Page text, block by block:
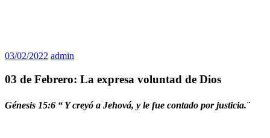
03/02/2022 admin
03 de Febrero: La expresa voluntad de Dios
Génesis 15:6 “ Y creyó a Jehová, y le fue contado por justicia.¨